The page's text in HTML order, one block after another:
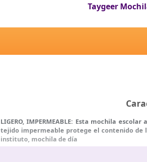
Taygeer
LIGERO, IMPERMEABLE: Esta mochila
tejido impermeable protege el contenido de
instituto, mochila de día